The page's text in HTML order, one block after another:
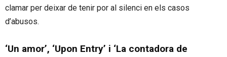
clamar per deixar de tenir por al silenci en els casos
d’abusos.
‘Un amor’, ‘Upon Entry’ i ‘La contadora de